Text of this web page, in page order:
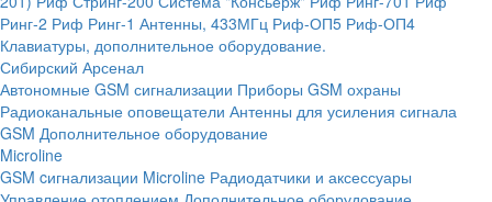
Ринг-2 Риф Ринг-1 Антенны, 433МГц Риф-ОП5 Риф-ОП4
Клавиатуры, дополнительное оборудование.
Сибирский Арсенал
Автономные GSM сигнализации Приборы GSM охраны
Радиоканальные оповещатели Антенны для усиления сигнала
GSM Дополнительное оборудование
Microline
GSM cигнализации Microline Радиодатчики и аксессуары